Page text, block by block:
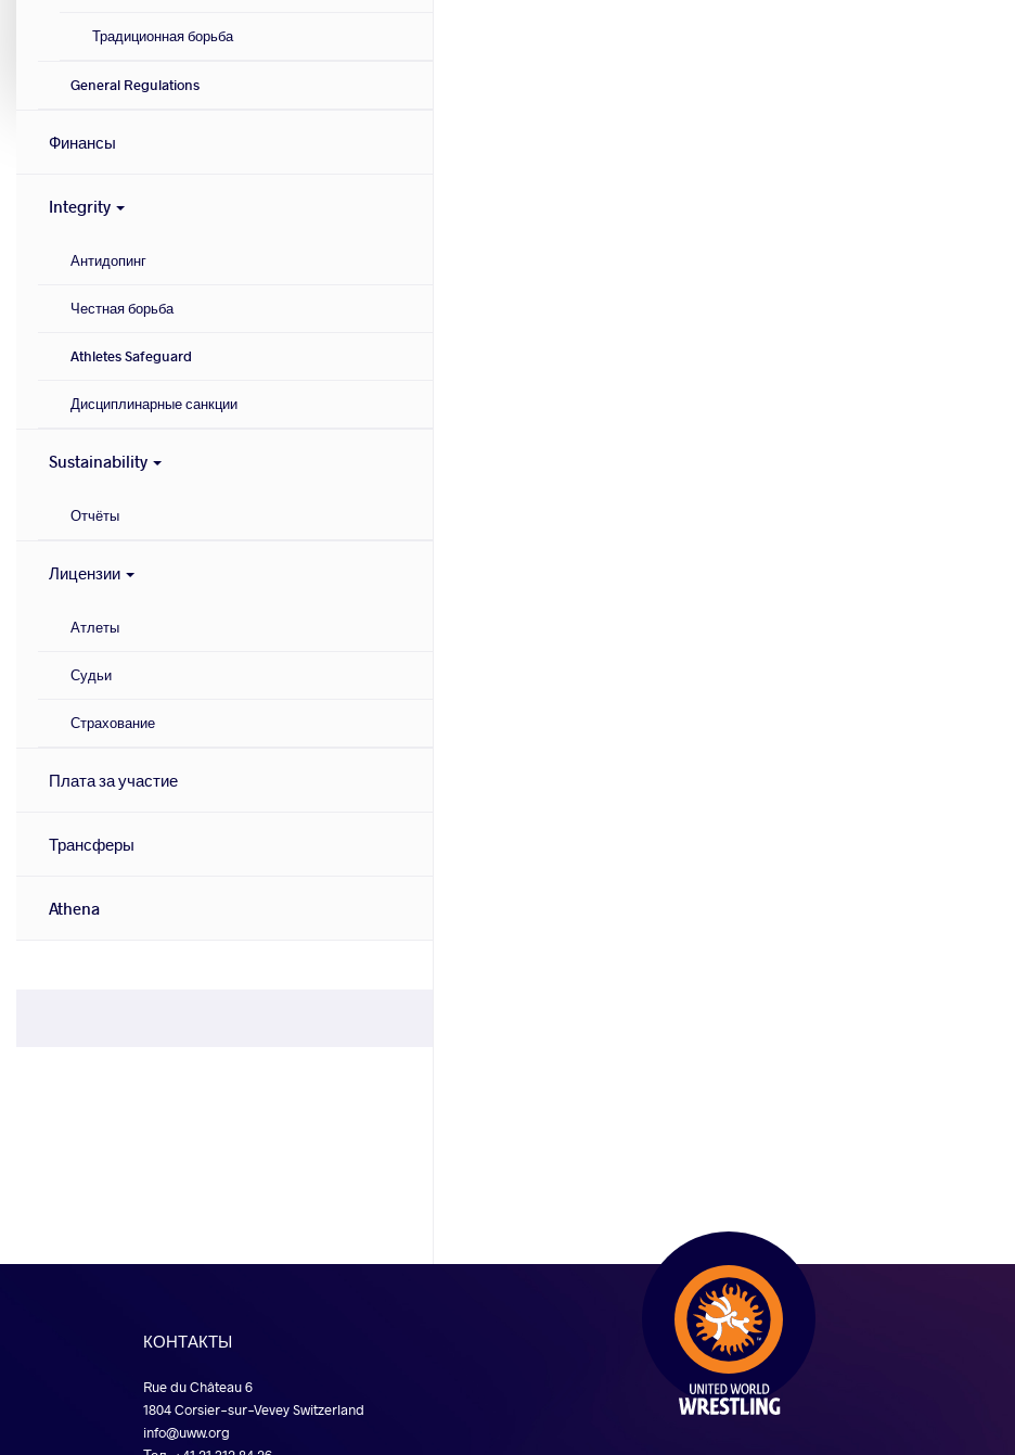
Традиционная борьба
General Regulations
Финансы
Integrity
Антидопинг
Честная борьба
Athletes Safeguard
Дисциплинарные санкции
Sustainability
Отчёты
Лицензии
Атлеты
Судьи
Страхование
Плата за участие
Трансферы
Athena
КОНТАКТЫ
Rue du Château 6
1804 Corsier-sur-Vevey Switzerland
info@uww.org